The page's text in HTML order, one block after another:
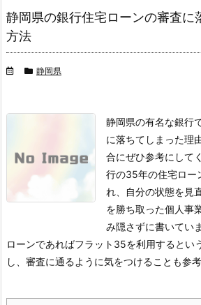
静岡県の銀行住宅ローンの審査に
方法
静岡県
静岡県の有名な銀行
に落ちてしまった理
合にぜひ参考にして
行の35年の住宅ロー
れ、自分の状態を見
を勝ち取った個人事
み隠さずに書いてい
ローンであればフラット35を利用するとい
し、審査に通るように気をつけることも参